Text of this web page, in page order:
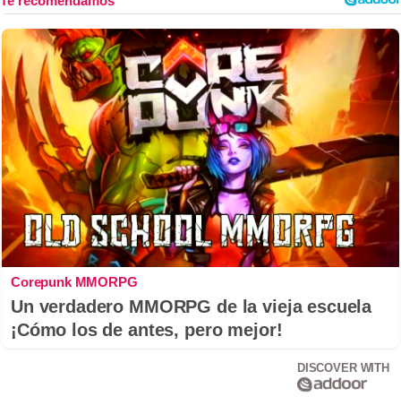
Corepunk MMORPG
Un verdadero MMORPG de la vieja escuela
¡Cómo los de antes, pero mejor!
DISCOVER WITH